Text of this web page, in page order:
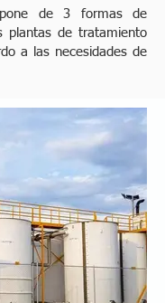
de 3 formas de
plantas de tratamiento
a las necesidades de